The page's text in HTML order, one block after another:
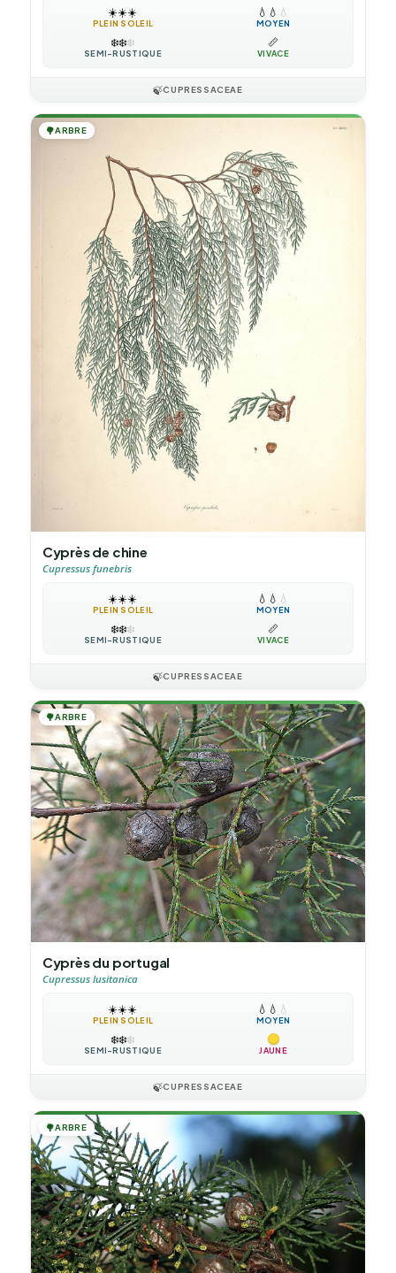
☀️☀️☀️
PLEIN SOLEIL
💧 💧 💧
MOYEN
❄️❄️❄️
SEMI-RUSTIQUE
📏
VIVACE
🍃CUPRESSACEAE
🌳ARBRE
Cyprès de chine
Cupressus funebris
☀️☀️☀️
PLEIN SOLEIL
💧 💧 💧
MOYEN
❄️❄️❄️
SEMI-RUSTIQUE
📏
VIVACE
🍃CUPRESSACEAE
🌳ARBRE
Cyprès du portugal
Cupressus lusitanica
☀️☀️☀️
PLEIN SOLEIL
💧 💧 💧
MOYEN
❄️❄️❄️
SEMI-RUSTIQUE JAUNE
🍃CUPRESSACEAE
🌳ARBRE